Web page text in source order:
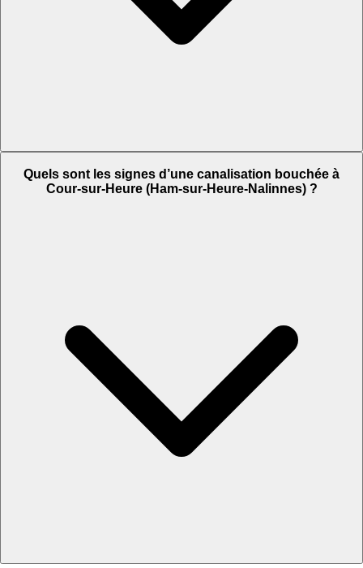
Quels sont les signes d’une canalisation bouchée à
Cour-sur-Heure (Ham-sur-Heure-Nalinnes) ?